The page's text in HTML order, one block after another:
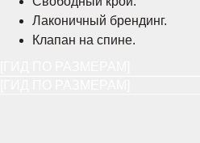
Лаконичный брендинг.
Клапан на спине.